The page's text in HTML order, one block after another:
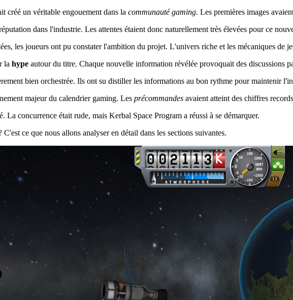
créé un véritable engouement dans la communauté gaming. Les premières images
dans l'industrie. Les attentes étaient donc naturellement très élevées pour ce
les joueurs ont pu constater l'ambition du projet. L'univers riche et les mécaniques de
la hype autour du titre. Chaque nouvelle information révélée provoquait des discussions
bien orchestrée. Ils ont su distiller les informations au bon rythme pour maintenir
majeur du calendrier gaming. Les précommandes avaient atteint des chiffres
La concurrence était rude, mais Kerbal Space Program a réussi à se démarquer.
ce que nous allons analyser en détail dans les sections suivantes.